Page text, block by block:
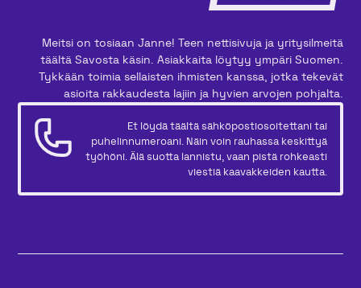
Meitsi on tosiaan Janne! Teen nettisivuja ja yritysilmeitä
täältä Savosta käsin. Asiakkaita löytyy ympäri Suomen.
Tykkään toimia sellaisten ihmisten kanssa, jotka tekevät
asioita rakkaudesta lajiin ja hyvien arvojen pohjalta.
Et löydä täältä sähköpostiosoitettani tai
puhelinnumeroani. Näin voin rauhassa keskittyä
työhöni. Älä suotta lannistu, vaan pistä rohkeasti
viestiä kaavakkeiden kautta.